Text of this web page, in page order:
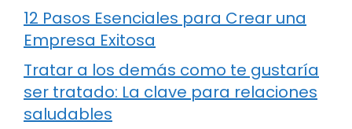
12 Pasos Esenciales para Crear una
Empresa Exitosa
Tratar a los demás como te gustaría
ser tratado: La clave para relaciones
saludables